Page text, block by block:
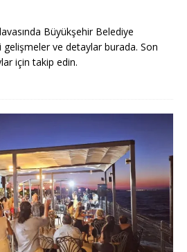
Büyükşehir Belediye
ve detaylar burada. Son
için takip edin.